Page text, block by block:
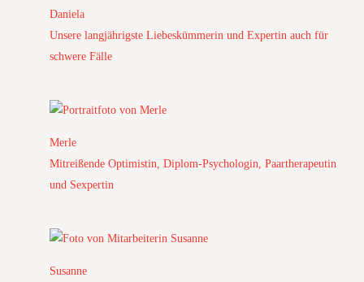
Daniela
Unsere langjährigste Liebeskümmerin und Expertin auch für
schwere Fälle
Merle
Mitreißende Optimistin, Diplom-Psychologin, Paartherapeutin
und Sexpertin
Susanne